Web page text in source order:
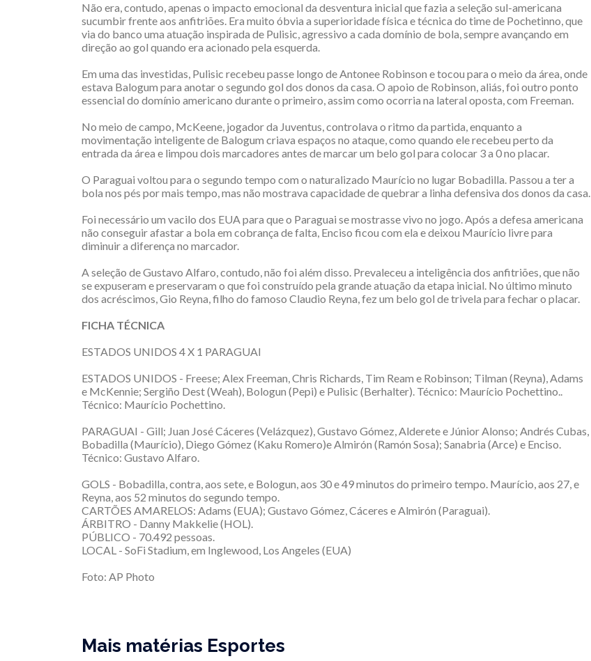
Não era, contudo, apenas o impacto emocional da desventura inicial que fazia a seleção sul-americana
sucumbir frente aos anfitriões. Era muito óbvia a superioridade física e técnica do time de Pochetinno, que
via do banco uma atuação inspirada de Pulisic, agressivo a cada domínio de bola, sempre avançando em
direção ao gol quando era acionado pela esquerda.
Em uma das investidas, Pulisic recebeu passe longo de Antonee Robinson e tocou para o meio da área, onde
estava Balogum para anotar o segundo gol dos donos da casa. O apoio de Robinson, aliás, foi outro ponto
essencial do domínio americano durante o primeiro, assim como ocorria na lateral oposta, com Freeman.
No meio de campo, McKeene, jogador da Juventus, controlava o ritmo da partida, enquanto a
movimentação inteligente de Balogum criava espaços no ataque, como quando ele recebeu perto da
entrada da área e limpou dois marcadores antes de marcar um belo gol para colocar 3 a 0 no placar.
O Paraguai voltou para o segundo tempo com o naturalizado Maurício no lugar Bobadilla. Passou a ter a
bola nos pés por mais tempo, mas não mostrava capacidade de quebrar a linha defensiva dos donos da casa.
Foi necessário um vacilo dos EUA para que o Paraguai se mostrasse vivo no jogo. Após a defesa americana
não conseguir afastar a bola em cobrança de falta, Enciso ficou com ela e deixou Maurício livre para
diminuir a diferença no marcador.
A seleção de Gustavo Alfaro, contudo, não foi além disso. Prevaleceu a inteligência dos anfitriões, que não
se expuseram e preservaram o que foi construído pela grande atuação da etapa inicial. No último minuto
dos acréscimos, Gio Reyna, filho do famoso Claudio Reyna, fez um belo gol de trivela para fechar o placar.
FICHA TÉCNICA
ESTADOS UNIDOS 4 X 1 PARAGUAI
ESTADOS UNIDOS - Freese; Alex Freeman, Chris Richards, Tim Ream e Robinson; Tilman (Reyna), Adams
e McKennie; Sergiño Dest (Weah), Bologun (Pepi) e Pulisic (Berhalter). Técnico: Maurício Pochettino..
Técnico: Maurício Pochettino.
PARAGUAI - Gill; Juan José Cáceres (Velázquez), Gustavo Gómez, Alderete e Júnior Alonso; Andrés Cubas,
Bobadilla (Maurício), Diego Gómez (Kaku Romero)e Almirón (Ramón Sosa); Sanabria (Arce) e Enciso.
Técnico: Gustavo Alfaro.
GOLS - Bobadilla, contra, aos sete, e Bologun, aos 30 e 49 minutos do primeiro tempo. Maurício, aos 27, e
Reyna, aos 52 minutos do segundo tempo.
CARTÕES AMARELOS: Adams (EUA); Gustavo Gómez, Cáceres e Almirón (Paraguai).
ÁRBITRO - Danny Makkelie (HOL).
PÚBLICO - 70.492 pessoas.
LOCAL - SoFi Stadium, em Inglewood, Los Angeles (EUA)
Foto: AP Photo
Mais matérias Esportes